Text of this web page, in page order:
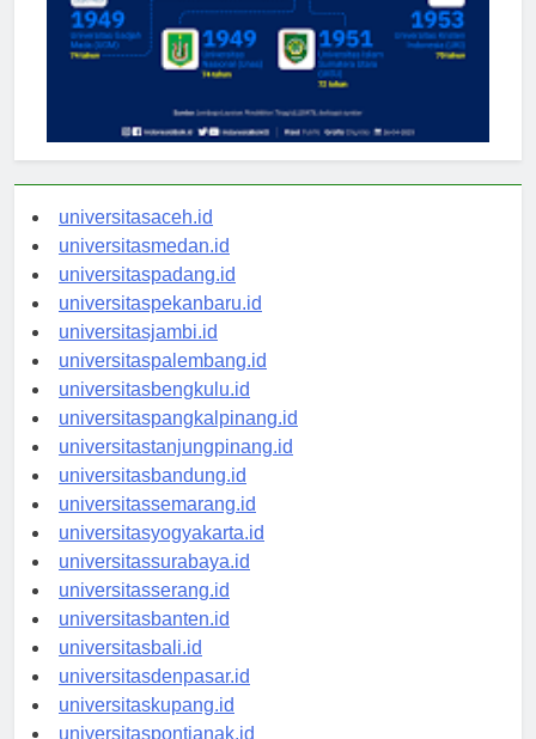
universitasaceh.id
universitasmedan.id
universitaspadang.id
universitaspekanbaru.id
universitasjambi.id
universitaspalembang.id
universitasbengkulu.id
universitaspangkalpinang.id
universitastanjungpinang.id
universitasbandung.id
universitassemarang.id
universitasyogyakarta.id
universitassurabaya.id
universitasserang.id
universitasbanten.id
universitasbali.id
universitasdenpasar.id
universitaskupang.id